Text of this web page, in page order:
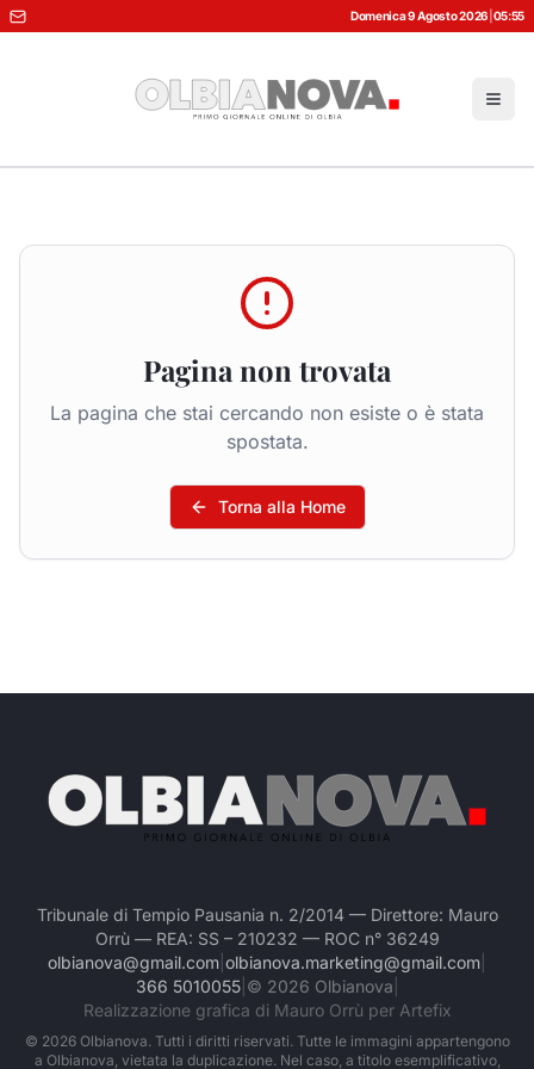
Domenica 9 Agosto 2026 05:55
Pagina non trovata
La pagina che stai cercando non esiste o è stata
spostata.
Torna alla Home
Tribunale di Tempio Pausania n. 2/2014 — Direttore: Mauro
Orrù — REA: SS – 210232 — ROC n° 36249
olbianova@gmail.com olbianova.marketing@gmail.com
366 5010055| © 2026 Olbianova
Realizzazione grafica di Mauro Orrù per Artefix
© 2026Olbianova. Tutti i diritti riservati. Tutte le immagini appartengono
a Olbianova, vietata la duplicazione. Nel caso, a titolo esemplificativo,